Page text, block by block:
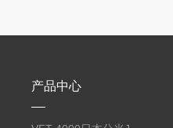
产品中心